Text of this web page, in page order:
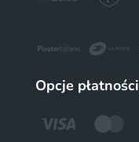
Opcje płatności